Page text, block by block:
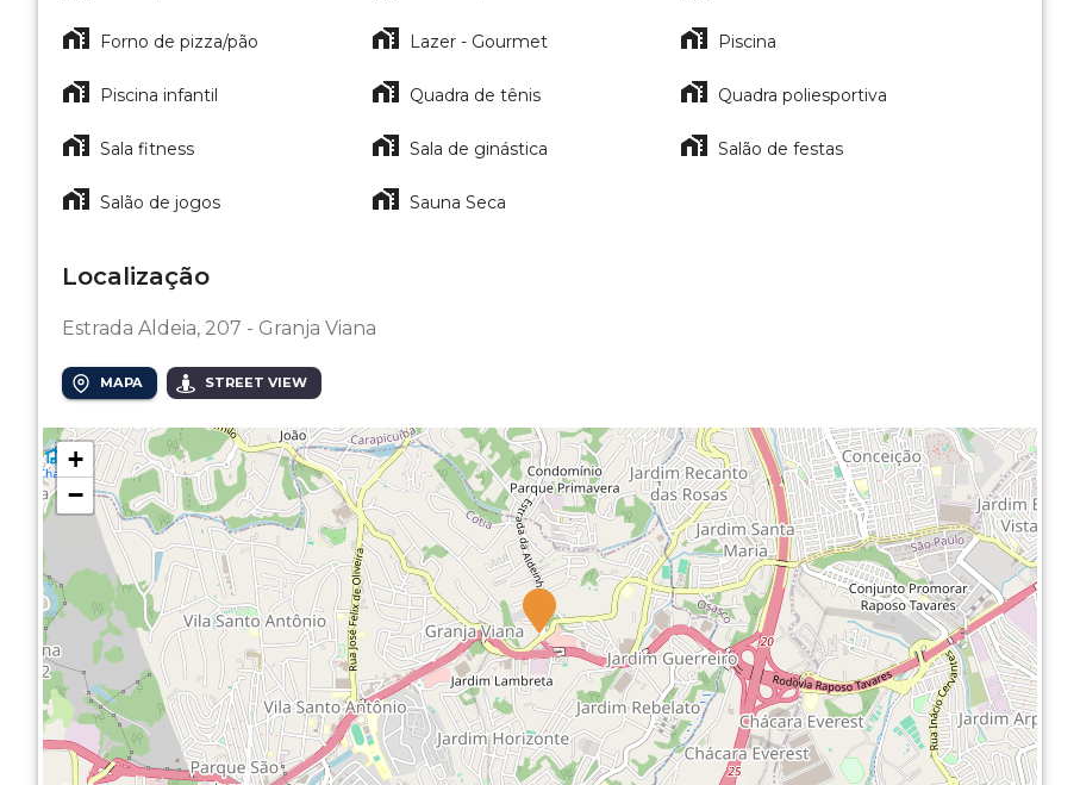
Forno de pizza/pão Lazer - Gourmet Piscina
Piscina infantil Quadra de tênis Quadra poliesportiva
Sala fitness Sala de ginástica Salão de festas
Salão de jogos Sauna Seca
Localização
Estrada Aldeia, 207 - Granja Viana
MAPA STREET VIEW
+
−